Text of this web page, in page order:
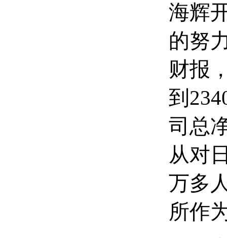
海辉
的努
财报
到
司总
从对
万多
所作